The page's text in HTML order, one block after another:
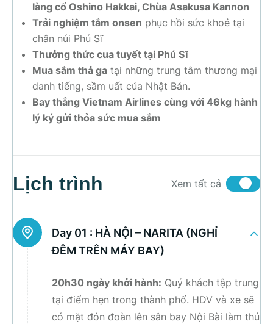
làng cổ Oshino Hakkai, Chùa Asakusa Kannon
Trải nghiệm tắm onsen phục hồi sức khoẻ tại
chân núi Phú Sĩ
Thưởng thức cua tuyết tại Phú Sĩ
Mua sắm thả ga tại những trung tâm thương mại
danh tiếng, sầm uất của Nhật Bản.
Bay thẳng Vietnam Airlines cùng với 46kg hành
lý ký gửi thỏa sức mua sắm
Lịch trình Xem tất cả
Day 01 : HÀ NỘI – NARITA (NGHỈ
ĐÊM TRÊN MÁY BAY)
20h30 ngày khởi hành: Quý khách tập trung
tại điểm hẹn trong thành phố. HDV và xe sẽ
có mặt đón đoàn lên sân bay Nội Bài làm thủ